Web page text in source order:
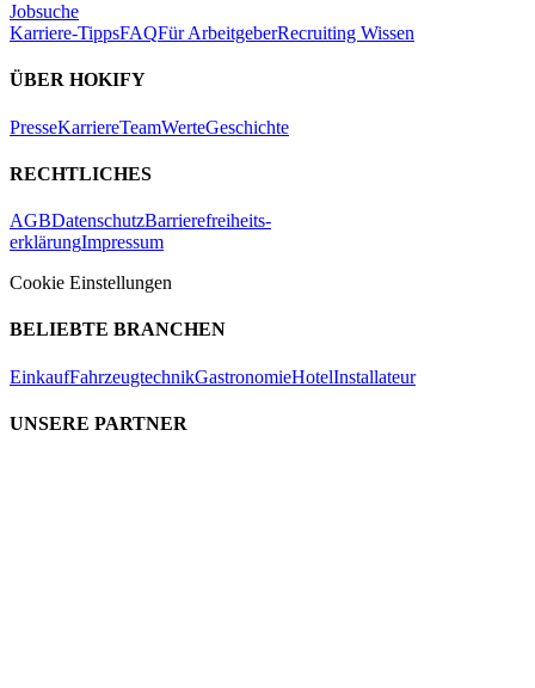
Jobsuche
Karriere-TippsFAQFür ArbeitgeberRecruiting Wissen
ÜBER HOKIFY
PresseKarriereTeamWerteGeschichte
RECHTLICHES
AGBDatenschutzBarrierefreiheits-
erklärungImpressum
Cookie Einstellungen
BELIEBTE BRANCHEN
EinkaufFahrzeugtechnikGastronomieHotelInstallateur
UNSERE PARTNER